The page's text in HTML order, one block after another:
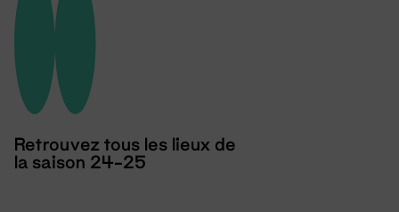
Retrouvez tous les lieux de
la saison 24-25